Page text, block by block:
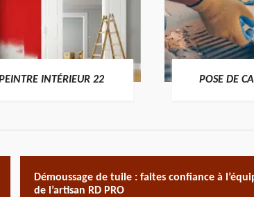
INTÉRIEUR 22 POSE DE
Démoussage de tuile : faites confiance à
de l’artisan RD PRO